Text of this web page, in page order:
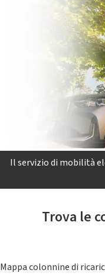
Il servizio di mobilità
Trova le
Mappa colonnine di